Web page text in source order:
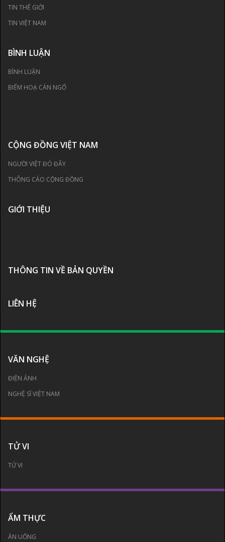
TIN THẾ GIỚI
TIN VIỆT NAM
BÌNH LUẬN
BÌNH LUẬN
BIẾM HOẠ CÁN NGỐ
CỘNG ĐỒNG VIỆT NAM
NGƯỜI VIỆT ĐÓ ĐÂY
THÔNG CÁO CỘNG ĐỒNG
GIỚI THIỆU
THÔNG TIN VỀ BẢN QUYỀN
LIÊN HỆ
VĂN NGHỆ
ĐIỆN ẢNH
NGHỆ SĨ VIỆT NAM
TỬ VI
TỬ VI
ẨM THỰC
ĂN UỐNG